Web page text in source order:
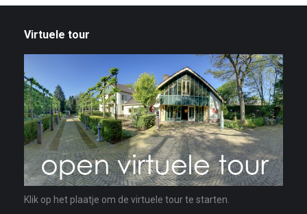
Virtuele tour
Klik op het plaatje om de virtuele tour te starten.